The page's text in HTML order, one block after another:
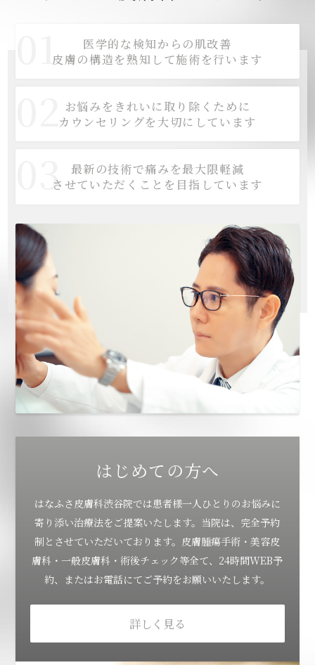
01
医学的な検知からの肌改善
皮膚の構造を熟知して施術を行います
02お悩みをきれいに取り除くために
カウンセリングを大切にしています
03 最新の技術で痛みを最大限軽減
させていただくことを目指しています
はじめての方へ
はなふさ皮膚科渋谷院では患者様一人ひとりのお悩みに
寄り添い治療法をご提案いたします。当院は、完全予約
制とさせていただいております。皮膚腫瘍手術・美容皮
膚科・一般皮膚科・術後チェック等全て、24時間WEB予
約、またはお電話にてご予約をお願いいたします。
詳しく見る